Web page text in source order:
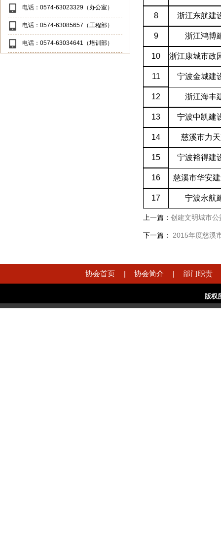
电话：0574-63023329（办公室）
电话：0574-63085657（工程部）
电话：0574-63034641（培训部）
8 浙江东航建
9 浙江鸿博
10 浙江康城市政
11 宁波金城建
12 浙江海丰
13 宁波中凯建
14 慈溪市力
15 宁波裕得建
16 慈溪市华安
17 宁波永航
上一篇： 创建文明城市公
下一篇： 2015年度慈溪
协会首页 | 协会简介 | 部门职责
版权